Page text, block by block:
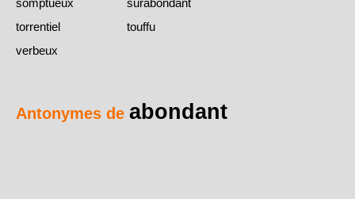
torrentiel
touffu
verbeux
Antonymes de abondant